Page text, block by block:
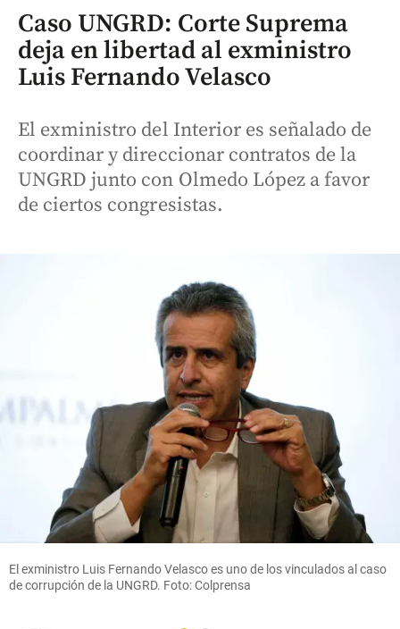
Caso UNGRD: Corte Suprema
deja en libertad al exministro
Luis Fernando Velasco
El exministro del Interior es señalado de
coordinar y direccionar contratos de la
UNGRD junto con Olmedo López a favor
de ciertos congresistas.
El exministro Luis Fernando Velasco es uno de los vinculados al caso
de corrupción de la UNGRD. Foto: Colprensa